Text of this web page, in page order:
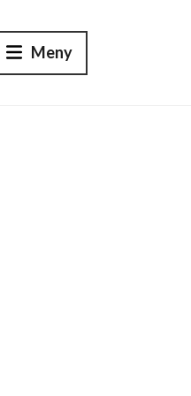
Meny